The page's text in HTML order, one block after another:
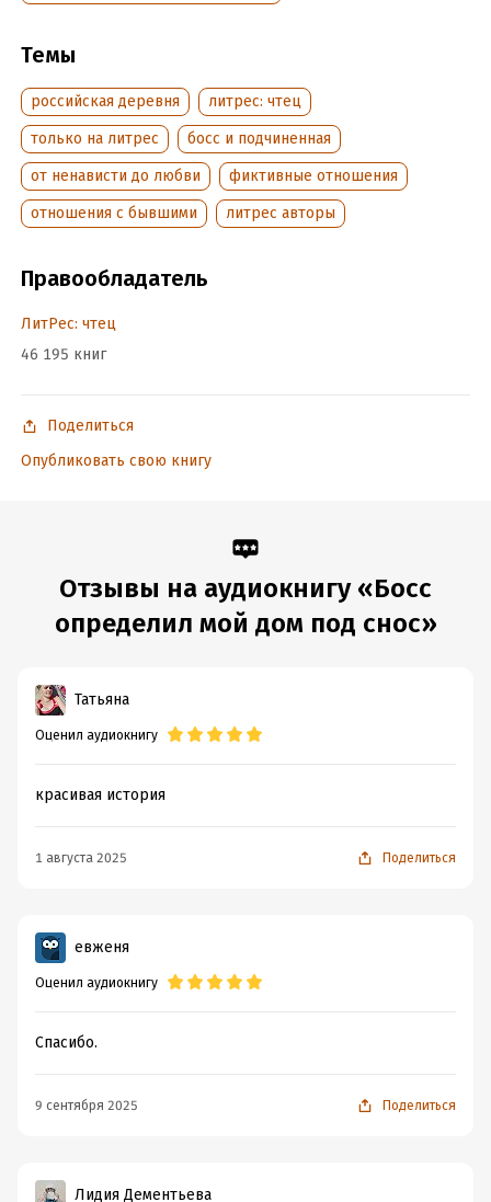
Темы
российская деревня
литрес: чтец
только на литрес
босс и подчиненная
от ненависти до любви
фиктивные отношения
отношения с бывшими
литрес авторы
Правообладатель
ЛитРес: чтец
46 195 книг
Поделиться
Опубликовать свою книгу
Отзывы на аудиокнигу «Босс
определил мой дом под снос»
Татьяна
Оценил аудиокнигу
красивая история
1 августа 2025 Поделиться
евженя
Оценил аудиокнигу
Спасибо.
9 сентября 2025 Поделиться
Лидия Дементьева